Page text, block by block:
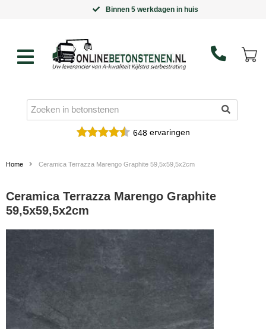
Binnen 5 werkdagen in huis
648ervaringen
Home Ceramica Terrazza Marengo Graphite 59,5x59,5x2cm
Ceramica Terrazza Marengo Graphite
59,5x59,5x2cm